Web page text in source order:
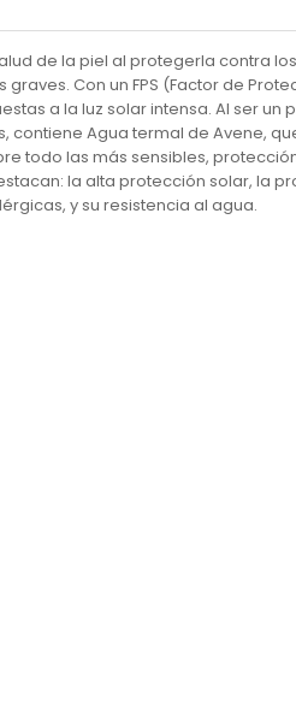
de la piel al protegerla contra los
Con un FPS (Factor de
a la luz solar intensa. Al ser un
contiene Agua termal de Avene,
todo las más sensibles,
la alta protección solar, la
y su resistencia al agua.